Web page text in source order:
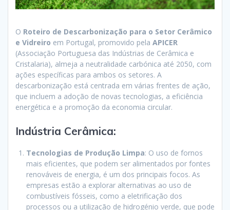
O Roteiro de Descarbonização para o Setor Cerâmico
e Vidreiro em Portugal, promovido pela APICER
(Associação Portuguesa das Indústrias de Cerâmica e
Cristalaria), almeja a neutralidade carbónica até 2050, com
ações específicas para ambos os setores. A
descarbonização está centrada em várias frentes de ação,
que incluem a adoção de novas tecnologias, a eficiência
energética e a promoção da economia circular.
Indústria Cerâmica:
Tecnologias de Produção Limpa: O uso de fornos
mais eficientes, que podem ser alimentados por fontes
renováveis de energia, é um dos principais focos. As
empresas estão a explorar alternativas ao uso de
combustíveis fósseis, como a eletrificação dos
processos ou a utilização de hidrogénio verde, que pode